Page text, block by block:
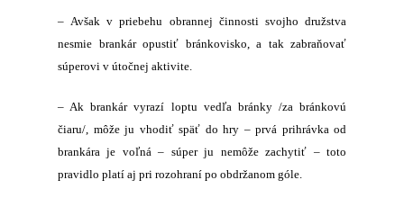
–Avšak v priebehu obrannej činnosti svojho družstva
nesmie brankár opustiť bránkovisko, a tak zabraňovať
súperovi v útočnej aktivite.
– Ak brankár vyrazí loptu vedľa bránky /za bránkovú
čiaru/, môže ju vhodiť späť do hry – prvá prihrávka od
brankára je voľná – súper ju nemôže zachytiť – toto
pravidlo platí aj pri rozohraní po obdržanom góle.